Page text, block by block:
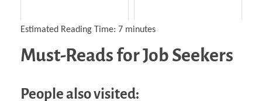
Estimated Reading Time: 7 minutes
Must-Reads for Job Seekers
People also visited: